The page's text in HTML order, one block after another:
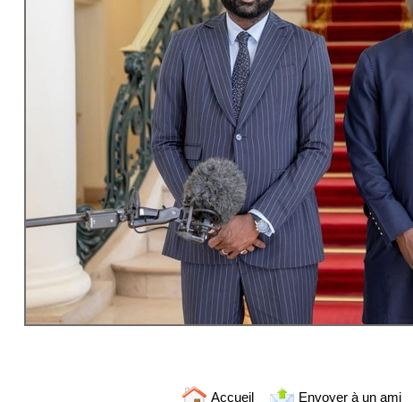
Accueil Envoyer à un ami